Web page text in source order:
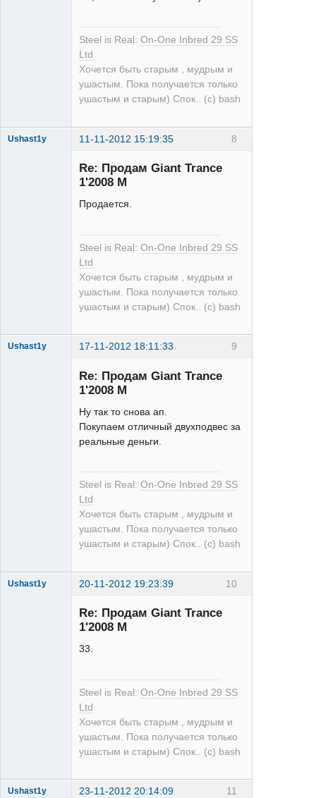
Steel is Real: On-One Inbred 29 SS
Ltd
Хочется быть старым , мудрым и
ушастым. Пока получается только
ушастым и старым) Спок.. (с) bash
8
Ushast1y 11-11-2012 15:19:35
Re: Продам Giant Trance
1'2008 M
Продается.
Steel is Real: On-One Inbred 29 SS
Ltd
Хочется быть старым , мудрым и
ушастым. Пока получается только
ушастым и старым) Спок.. (с) bash
9
Ushast1y 17-11-2012 18:11:33
Re: Продам Giant Trance
1'2008 M
Ну так то снова ап.
Покупаем отличный двухподвес за
реальные деньги.
Steel is Real: On-One Inbred 29 SS
Ltd
Хочется быть старым , мудрым и
ушастым. Пока получается только
ушастым и старым) Спок.. (с) bash
10
Ushast1y 20-11-2012 19:23:39
Re: Продам Giant Trance
1'2008 M
33.
Steel is Real: On-One Inbred 29 SS
Ltd
Хочется быть старым , мудрым и
ушастым. Пока получается только
ушастым и старым) Спок.. (с) bash
11
Ushast1y 23-11-2012 20:14:09